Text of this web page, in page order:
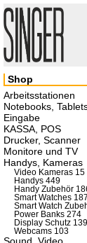
Shop
Arbeitsstationen
Notebooks,
Eingabe
KASSA, POS
Drucker, Scanner
Monitore und TV
Handys, Kameras
Video Kameras 15
Handys 449
Handy Zubehör
Smart Watches 187
Smart Watch
Power Banks 274
Display Schutz
Webcams 103